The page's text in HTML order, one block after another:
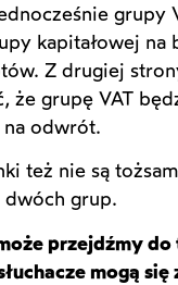
grupy
kapitałowej na
Z drugiej
że grupę VAT
na odwrót.
też nie są
grup.
przejdźmy do
mogą